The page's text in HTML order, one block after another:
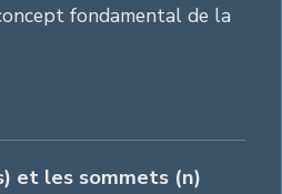
fondamental de la
et les sommets (n)